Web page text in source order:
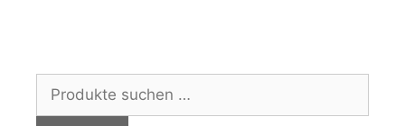
nach: